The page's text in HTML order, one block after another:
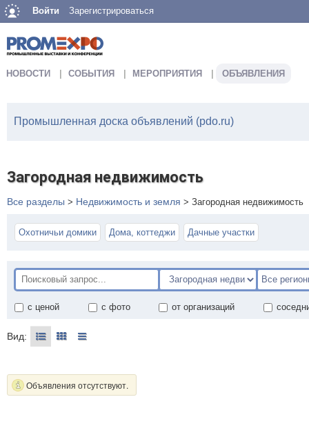
Войти Зарегистрироваться
НОВОСТИ СОБЫТИЯ МЕРОПРИЯТИЯ ОБЪЯВЛЕНИЯ
Промышленная доска объявлений (pdo.ru)
Загородная недвижимость
Все разделы > Недвижимость и земля > Загородная недвижимость
Охотничьи домики Дома, коттеджи Дачные участки
с ценой с фото от организаций
Вид:
Объявления отсутствуют.